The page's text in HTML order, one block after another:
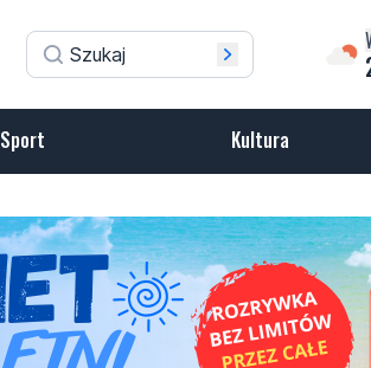
Sport Kultura